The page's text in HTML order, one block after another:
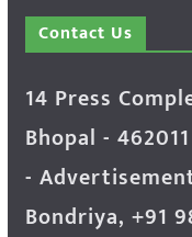
Contact Us
14 Press
Bhopal -
-
Bondriya, +91